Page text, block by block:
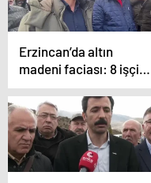
Erzincan’da altın
madeni faciası: 8 işçi
gözaltına alındı